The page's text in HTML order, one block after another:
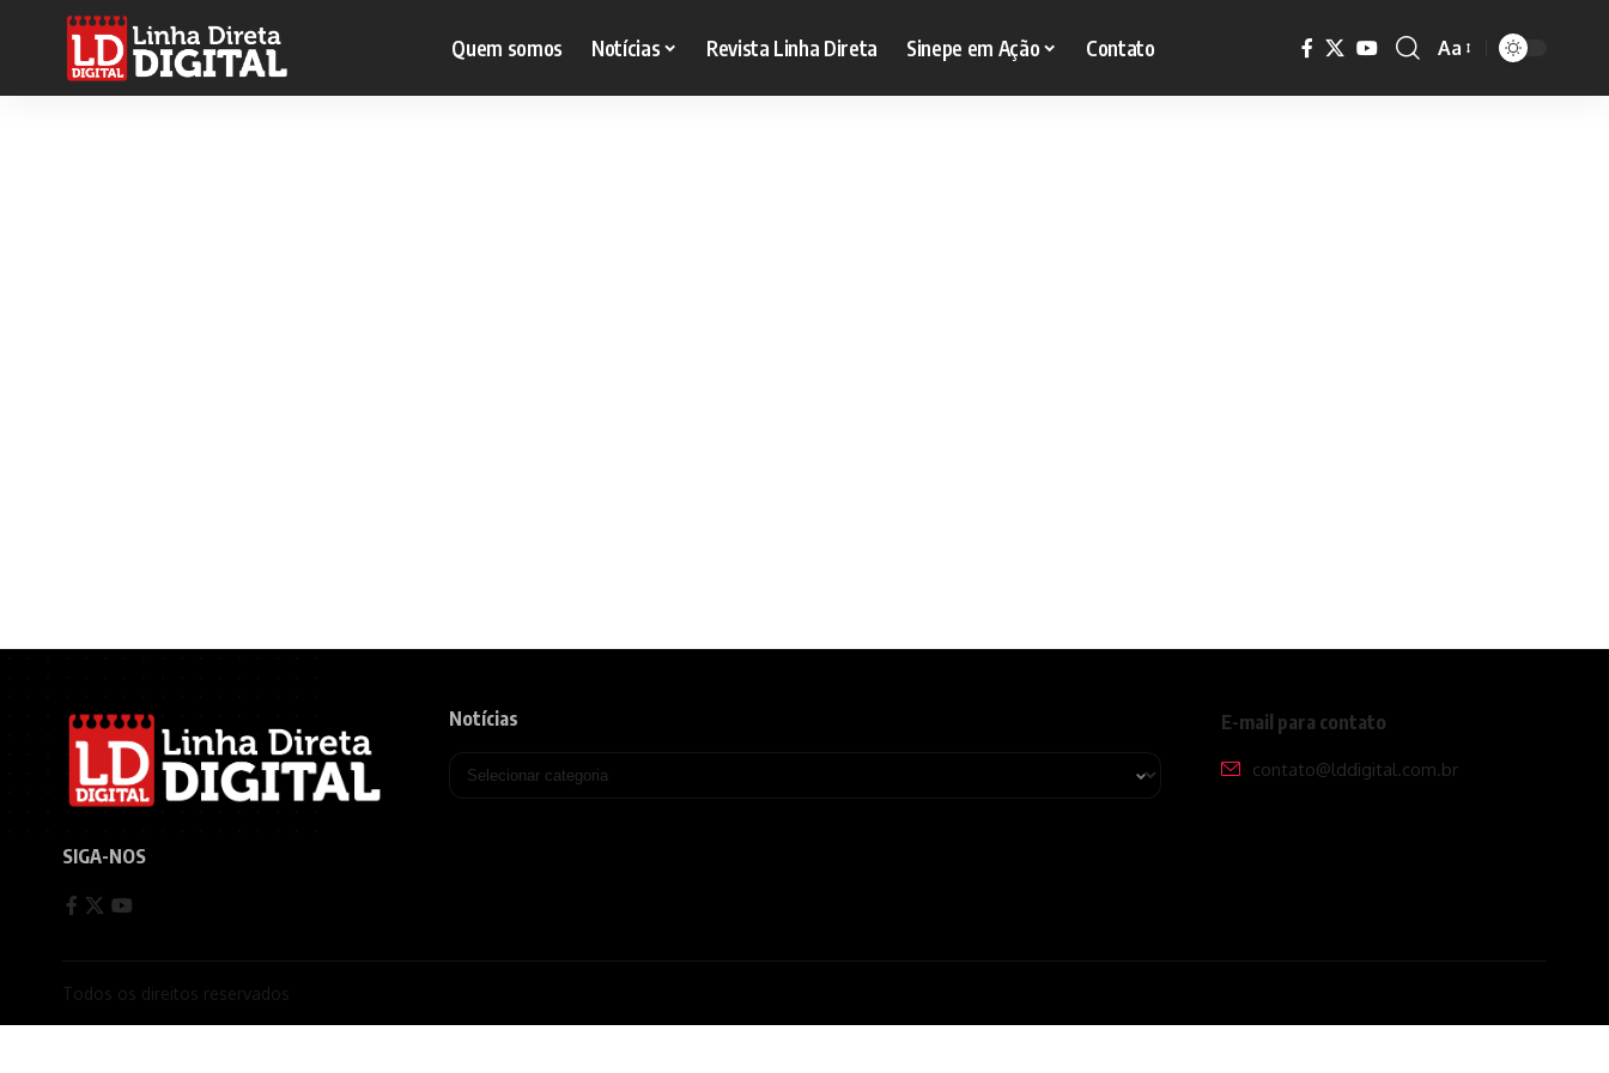
Quem somos Notícias Revista Linha Direta Sinepe em Ação Contato Aa
SIGA-NOS
Notícias E-mail para contato
contato@lddigital.com.br
Todos os direitos reservados